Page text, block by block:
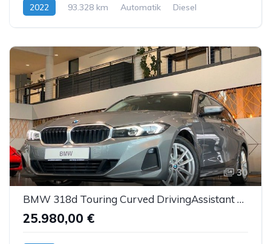
2022 93.328 km Automatik Diesel
30
BMW 318d Touring Curved DrivingAssistant Sthzg LED
25.980,00 €